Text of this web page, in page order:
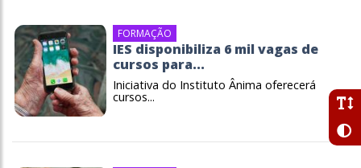
FORMAÇÃO
IES disponibiliza 6 mil vagas de
cursos para...
Iniciativa do Instituto Ânima oferecerá
cursos...